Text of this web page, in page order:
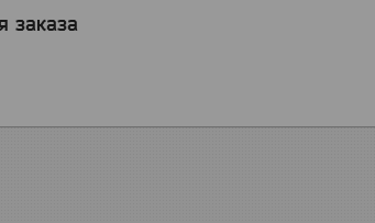
заказа